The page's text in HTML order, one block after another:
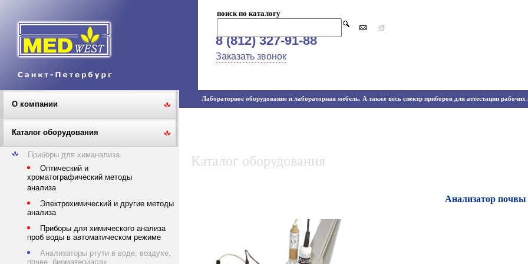
поиск по каталогу
8 (812) 327-91-88
Заказать звонок
О компании
Каталог оборудования
Приборы для химанализа
Оптический и
хроматографический методы
анализа
Электрохимический и другие методы
анализа
Приборы для химического анализа
проб воды в автоматическом режиме
Анализаторы ртути в воде, воздухе,
Лабораторное оборудование и лабораторная мебель. А также весь спектр приборов для аттестации
Каталог оборудования
Анализатор почвы